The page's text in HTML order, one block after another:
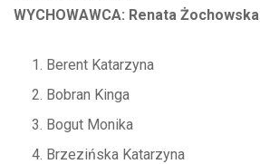
WYCHOWAWCA: Renata Żochowska
Berent Katarzyna
Bobran Kinga
Bogut Monika
Brzezińska Katarzyna